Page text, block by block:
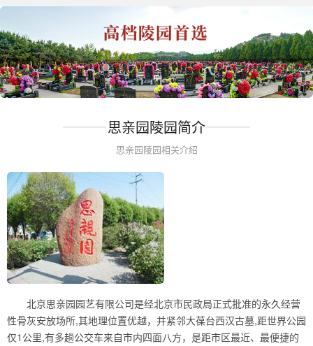
思亲园陵园简介
思亲园陵园相关介绍
北京思亲园园艺有限公司是经北京市民政局正式批准的永久经营
性骨灰安放场所,其地理位置优越，并紧邻大葆台西汉古墓,距世界公园
仅1公里,有多趟公交车来自市内四面八方，是距市区最近、最便捷的